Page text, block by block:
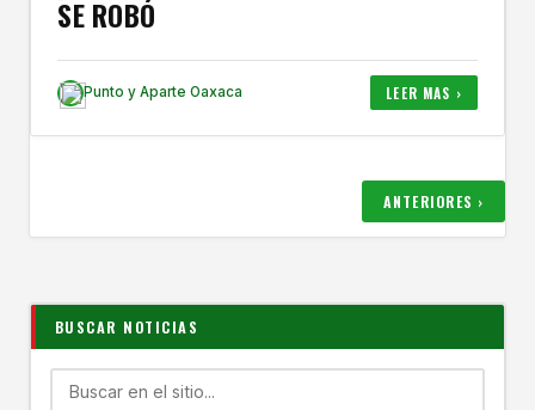
SE ROBÓ
Punto y Aparte Oaxaca LEER MAS ›
ANTERIORES ›
BUSCAR NOTICIAS